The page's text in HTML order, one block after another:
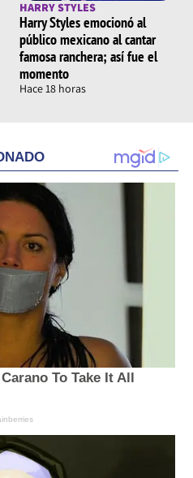
HARRY STYLES
Harry Styles emocionó al
público mexicano al cantar
famosa ranchera; así fue el
momento
Hace 18 horas